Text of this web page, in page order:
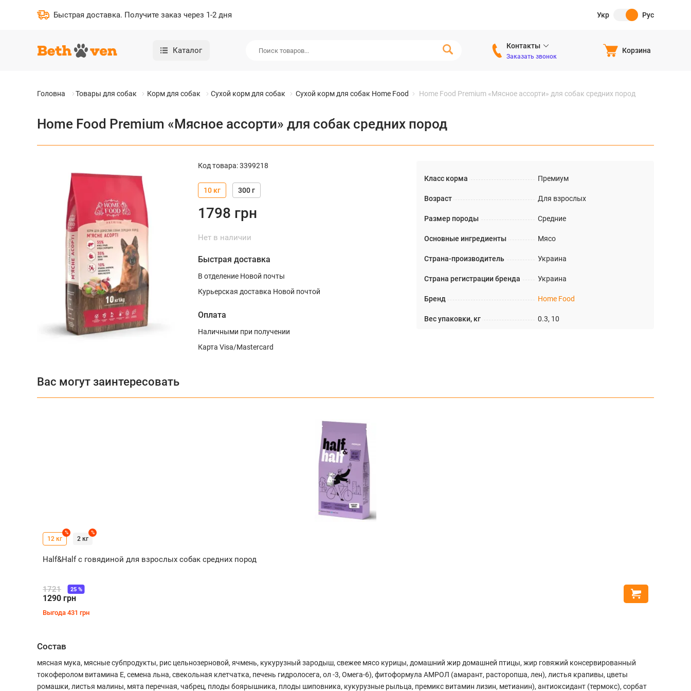
Быстрая доставка. Получите заказ через 1-2 дня Укр Рус
Каталог
Контакты
Заказать звонок
Корзина
Головна Товары для собак Корм для собак Сухой корм для собак Сухой корм для собак Home Food Home Food Premium «Мясное ассорти» для собак средних пород
Home Food Premium «Мясное ассорти» для собак средних пород
Код товара:3399218
10 кг 300 г
1798 грн
Нет в наличии
Быстрая доставка
В отделение Новой почты
Курьерская доставка Новой почтой
Оплата
Наличными при получении
Карта Visa/Mastercard
Класс корма Премиум
Возраст Для взрослых
Размер породы Средние
Основные ингредиенты Мясо
Страна-производитель Украина
Страна регистрации бренда Украина
Бренд Home Food
Вес упаковки, кг 0.3, 10
Вас могут заинтересовать
12 кг
%
2 кг
%
Half&Half с говядиной для взрослых собак средних пород
1721
1290 грн
25%
Выгода 431 грн
Состав
мясная мука, мясные субпродукты, рис цельнозерновой, ячмень, кукурузный зародыш, свежее мясо курицы, домашний жир домашней птицы, жир говяжий консервированный
токоферолом витамина Е, семена льна, свекольная клетчатка, печень гидролосега, ол -3, Омега-6), фитоформула АМРОЛ (амарант, расторопша, лен), листья крапивы, цветы
ромашки, листья малины, мята перечная, чабрец, плоды боярышника, плоды шиповника, кукурузные рыльца, премикс витамин лизин, метианин), антиоксидант (термокс), сорбат